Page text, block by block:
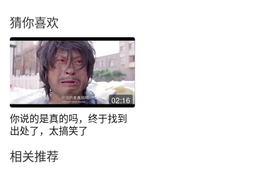
猜你喜欢
02:16
你说的是真的吗，终于找到
出处了，太搞笑了
相关推荐